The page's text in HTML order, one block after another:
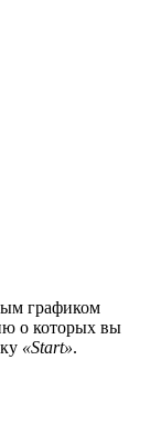
графиком
о которых вы
«Start».